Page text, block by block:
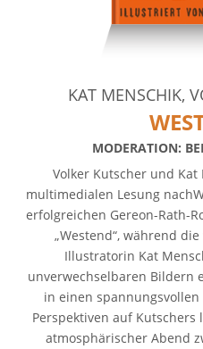
KAT MENSCHIK,
MODERATION:
Volker Kutscher und
multimedialen Lesung
erfolgreichen Gereon-Rath-
„Westend“, während
Illustratorin Kat
unverwechselbaren Bildern
in einen
Perspektiven auf
atmosphärischer Abend